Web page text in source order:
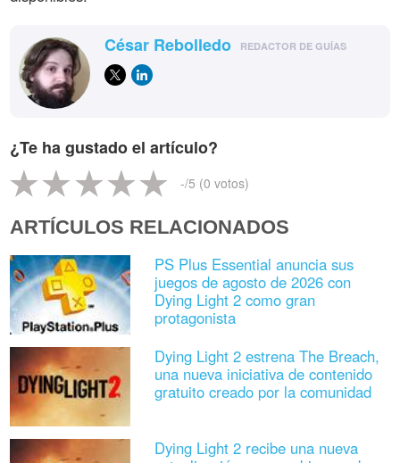
César Rebolledo REDACTOR DE GUÍAS
¿Te ha gustado el artículo?
-/5 (0 votos)
ARTÍCULOS RELACIONADOS
PS Plus Essential anuncia sus
juegos de agosto de 2026 con
Dying Light 2 como gran
protagonista
Dying Light 2 estrena The Breach,
una nueva iniciativa de contenido
gratuito creado por la comunidad
Dying Light 2 recibe una nueva